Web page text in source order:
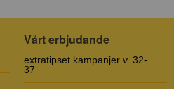
Vårt erbjudande
extratipset kampanjer v. 32-
37